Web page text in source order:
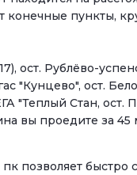
конечные пункты,
ост. Рублёво-
"Кунцево", ост.
"Теплый Стан, ост.
вы проедите за 45
позволяет быстро